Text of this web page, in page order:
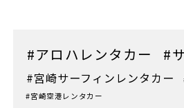
#アロハレンタカー #
#宮崎サーフィンレンタカー
#宮崎空港レンタカー